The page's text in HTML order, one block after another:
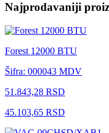
Najprodavaniji
Forest 12000 BTU
Šifra: 000043 MDV
51.843,28 RSD
45.103,65 RSD